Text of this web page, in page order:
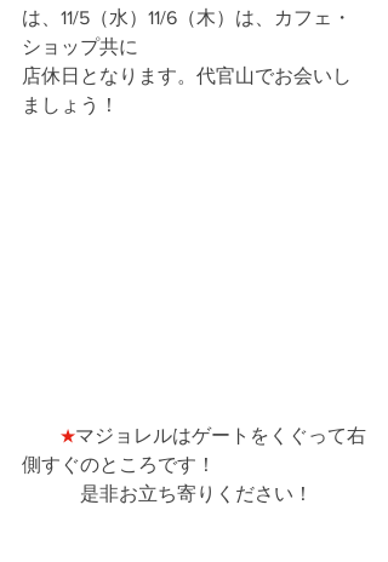
は、11/5（水）11/6（木）は、カフェ・
ショップ共に
店休日となります。代官山でお会いし
ましょう！
★マジョレルはゲートをくぐって右
側すぐのところです！
是非お立ち寄りください！